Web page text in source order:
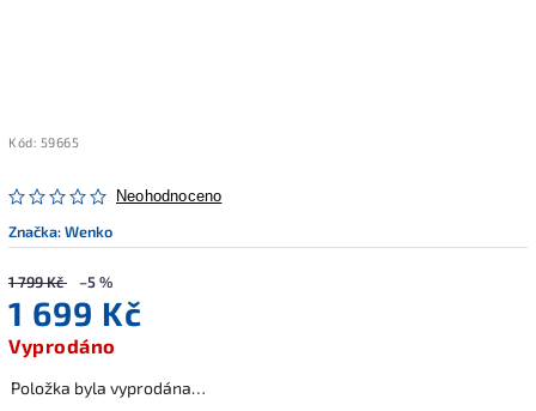
Kód: 59665
Neohodnoceno
Značka:Wenko
1 799 Kč –5 %
1 699 Kč
Vyprodáno
Položka byla vyprodána…